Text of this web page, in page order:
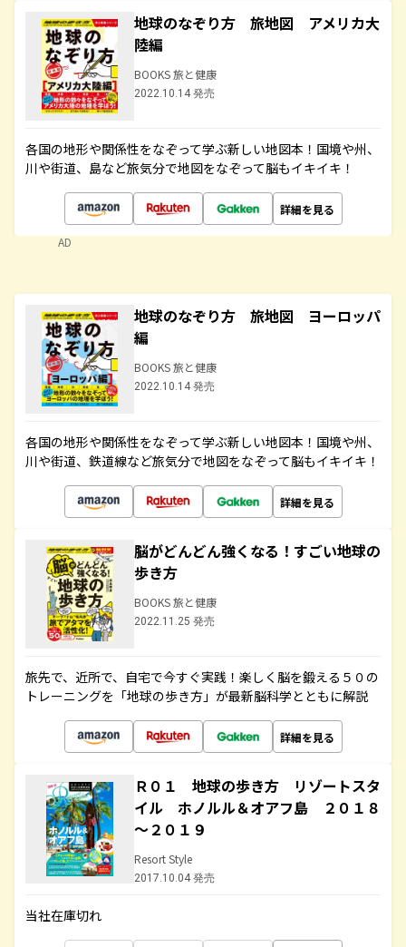
地球のなぞり方 旅地図 アメリカ大
陸編
BOOKS 旅と健康
2022.10.14 発売
各国の地形や関係性をなぞって学ぶ新しい地図本！国境や州、
川や街道、島など旅気分で地図をなぞって脳もイキイキ！
詳細を見る
AD
地球のなぞり方 旅地図 ヨーロッパ
編
BOOKS 旅と健康
2022.10.14 発売
各国の地形や関係性をなぞって学ぶ新しい地図本！国境や州、
川や街道、鉄道線など旅気分で地図をなぞって脳もイキイキ！
詳細を見る
脳がどんどん強くなる！すごい地球の
歩き方
BOOKS 旅と健康
2022.11.25 発売
旅先で、近所で、自宅で今すぐ実践！楽しく脳を鍛える５０の
トレーニングを「地球の歩き方」が最新脳科学とともに解説
詳細を見る
Ｒ０１ 地球の歩き方 リゾートスタ
イル ホノルル＆オアフ島 ２０１８
～２０１９
Resort Style
2017.10.04 発売
当社在庫切れ